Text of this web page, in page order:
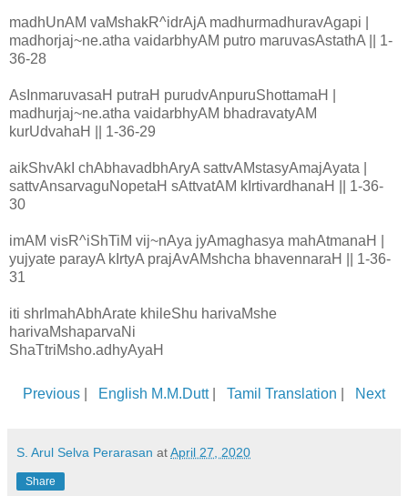
madhUnAM vaMshakR^idrAjA madhurmadhuravAgapi |
madhorjaj~ne.atha vaidarbhyAM putro maruvasAstathA || 1-
36-28
AsInmaruvasaH putraH purudvAnpuruShottamaH |
madhurjaj~ne.atha vaidarbhyAM bhadravatyAM
kurUdvahaH || 1-36-29
aikShvAkI chAbhavadbhAryA sattvAMstasyAmajAyata |
sattvAnsarvaguNopetaH sAttvatAM kIrtivardhanaH || 1-36-
30
imAM visR^iShTiM vij~nAya jyAmaghasya mahAtmanaH |
yujyate parayA kIrtyA prajAvAMshcha bhavennaraH || 1-36-
31
iti shrImahAbhArate khileShu harivaMshe
harivaMshaparvaNi
ShaTtriMsho.adhyAyaH
Previous English M.M.Dutt| Tamil Translation Next
S. Arul Selva Perarasan atApril 27, 2020
Share